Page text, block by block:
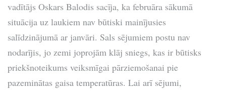
vadītājs Oskars Balodis sacīja, ka februāra sākumā
situācija uz laukiem nav būtiski mainījusies
salīdzinājumā ar janvāri. Sals sējumiem postu nav
nodarījis, jo zemi joprojām klāj sniegs, kas ir būtisks
priekšnoteikums veiksmīgai pārziemošanai pie
pazeminātas gaisa temperatūras. Lai arī sējumi,